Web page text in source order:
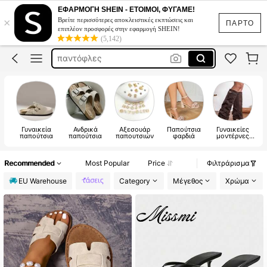
ΠΑΡΤΟ
×
ΕΦΑΡΜΟΓΗ SHEIN - ΕΤΟΙΜΟΙ, ΦΥΓΑΜΕ!
Βρείτε περισσότερες αποκλειστικές εκπτώσεις και
επιπλέον προσφορές στην εφαρμογή SHEIN!
(5,142)
παπουτσια γυναικεια καλοκαιρινα
mules
παντόφλες
πέδιλα
Γυναικεία
παπούτσια
Ανδρικά
παπούτσια
Αξεσουάρ
παπουτσιών
Παπούτσια
φαρδιά
Γυναικείες
μοντέρνες
Recommended Most Popular Price
Φιλτράρισμα
EU Warehouse
Category Μέγεθος Χρώμα